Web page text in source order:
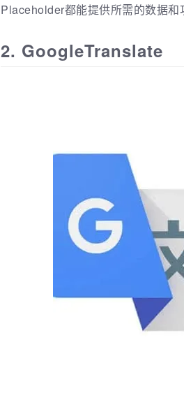
Placeholder都能提供所需的数据和
2. GoogleTranslate